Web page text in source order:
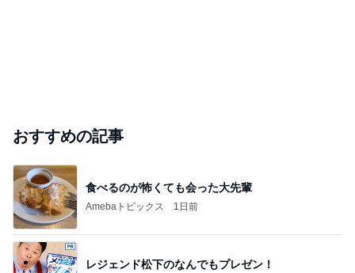
おすすめの記事
食べるのが怖くても会った大先輩
Amebaトピックス 1日前
レジェンド松下のなんでもプレゼン！